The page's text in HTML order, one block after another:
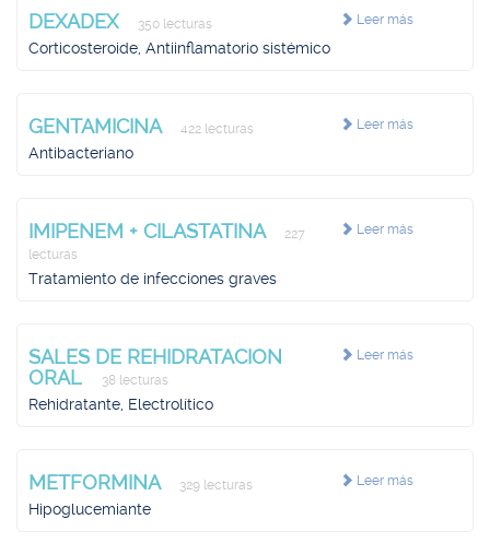
Leer más
DEXADEX 350 lecturas
Corticosteroide, Antiinflamatorio sistémico
Leer más
GENTAMICINA 422 lecturas
Antibacteriano
Leer más
IMIPENEM + CILASTATINA
227
lecturas
Tratamiento de infecciones graves
Leer más
SALES DE REHIDRATACION
ORAL
38 lecturas
Rehidratante, Electrolítico
Leer más
METFORMINA 329 lecturas
Hipoglucemiante